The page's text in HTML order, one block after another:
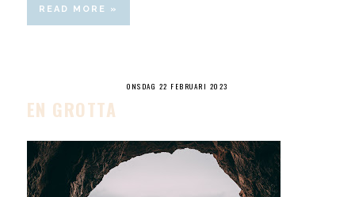
READ MORE »
ONSDAG 22 FEBRUARI 2023
EN GROTTA